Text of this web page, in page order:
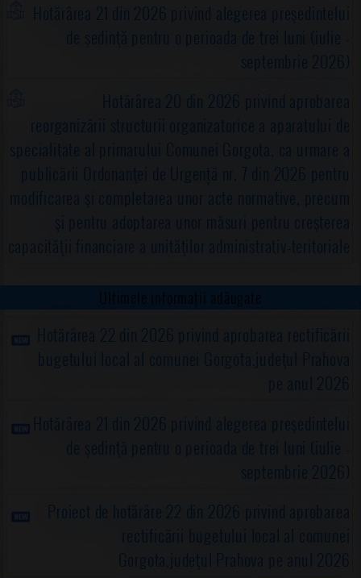
Hotărârea 21 din 2026 privind alegerea preşedintelui
de şedinţă pentru o perioada de trei luni (iulie -
septembrie 2026)
Hotărârea 20 din 2026 privind aprobarea
reorganizării structurii organizatorice a aparatului de
specialitate al primarului Comunei Gorgota, ca urmare a
publicării Ordonanţei de Urgență nr. 7 din 2026 pentru
modificarea şi completarea unor acte normative, precum
şi pentru adoptarea unor măsuri pentru creşterea
capacităţii financiare a unităţilor administrativ-teritoriale
Ultimele informații adăugate
Hotărârea 22 din 2026 privind aprobarea rectificării
bugetului local al comunei Gorgota,judeţul Prahova
pe anul 2026
Hotărârea 21 din 2026 privind alegerea preşedintelui
de şedinţă pentru o perioada de trei luni (iulie -
septembrie 2026)
Proiect de hotărâre 22 din 2026 privind aprobarea
rectificării bugetului local al comunei
Gorgota,judeţul Prahova pe anul 2026